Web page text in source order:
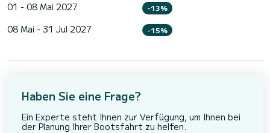
01 - 08 Mai 2027 -13%
08 Mai - 31 Jul 2027 -15%
Haben Sie eine Frage?
Ein Experte steht Ihnen zur Verfügung, um Ihnen bei
der Planung Ihrer Bootsfahrt zu helfen.